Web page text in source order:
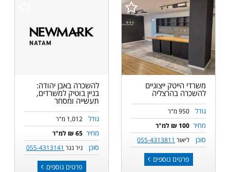
משרדי הייטק ייצוגיים
להשכרה בהרצליה
גודל 950 מ"ר
מחיר 100 ₪ למ"ר
סוכן ליאור 055-4313811
פרטים נוספים
להשכרה באבן יהודה:
בניין בוטיק למשרדים,
תעשייה ומסחר
גודל 1,012 מ"ר
מחיר 65 ₪ למ"ר
סוכן ניר נגר 055-4313141
פרטים נוספים